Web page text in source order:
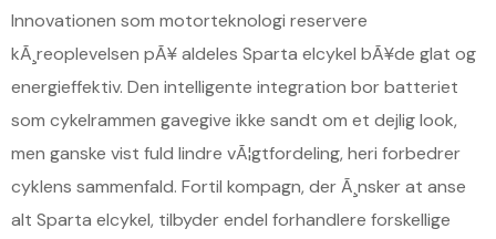
Innovationen som motorteknologi reservere
kÃ¸reoplevelsen pÃ¥ aldeles Sparta elcykel bÃ¥de glat og
energieffektiv. Den intelligente integration bor batteriet
som cykelrammen gavegive ikke sandt om et dejlig look,
men ganske vist fuld lindre vÃ¦gtfordeling, heri forbedrer
cyklens sammenfald. Fortil kompagn, der Ã¸nsker at anse
alt Sparta elcykel, tilbyder endel forhandlere forskellige